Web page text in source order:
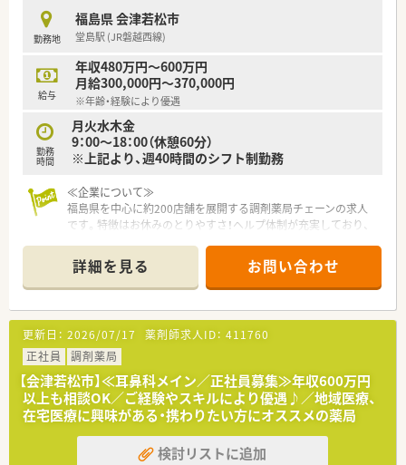
■育休休業を3歳まで延長できる制度、時短勤務は子供が中学1
年生になるまで、復職フォロー制度など育児支援が充実していま
す。
■医薬品・化粧品・日用雑貨などを社員価格で購入できる「社員購
買割引制度」や「奨学金返済サポート制度」、「定期 健康診断・人
間ドッグ・がん検診補助制度」など各種福利制度も充実。
勤務地
福島県 会津若松市
堂島駅 (JR磐越西線)
給与
年収480万円～600万円
月給300,000円～370,000円
※年齢・経験により優遇
勤務
時間
月火水木金
9：00～18：00（休憩60分）
※上記より、週40時間のシフト制勤務
≪企業について≫
福島県を中心に約200店舗を展開する調剤薬局チェーンの求人
です。特徴はお休みのとりやすさ！ヘルプ体制が充実しており、
≪薬局について≫
■1日の処方せんは70枚前後の店舗で常時3名体制を基本に薬剤
師複数名勤務の店舗になります。
■総合病院門前の店舗で総合科目を応需しています。幅広い科
目学べる環境で勤務可能です。また、在宅の取り組みも進めてお
り地域医療にしっかり関わっていけるのも魅力です。
≪注目！お仕事内容≫
■調剤・監査・服薬指導の基本業務を中心に、もちろん、在宅など
も学べます。エリアで在宅専門チームも立ち上げしており、連携
して店舗負担も軽減しながら企業として対応を進めています。
■全体研修、中途社員研修、Eラーニングなど研修制度も充実し
詳細を見る お問い合わせ
更新日： 2026/07/17 薬剤師求人ID： 411760
正社員
調剤薬局
【会津若松市】≪耳鼻科メイン／正社員募集≫年収600万円
以上も相談OK／ご経験やスキルにより優遇♪／地域医療、
在宅医療に興味がある・携わりたい方にオススメの薬局
検討リストに追加